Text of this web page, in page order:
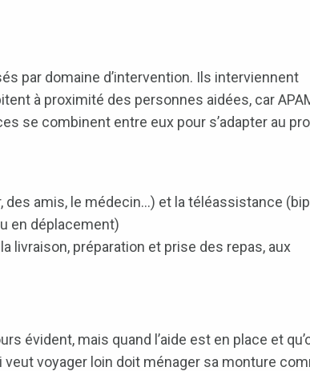
par domaine d’intervention. Ils interviennent
à proximité des personnes aidées, car
se combinent entre eux pour s’adapter au
amis, le médecin…) et la téléassistance
en déplacement)
livraison, préparation et prise des repas, aux
évident, mais quand l’aide est en place et
voyager loin doit ménager sa monture